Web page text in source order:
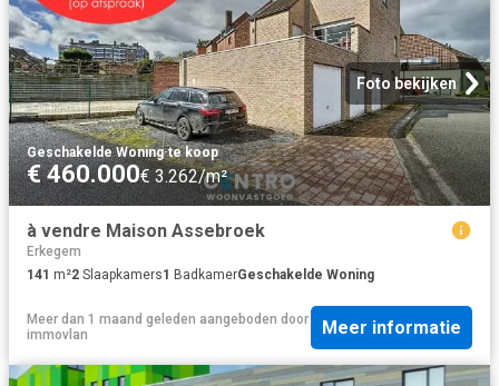
Foto bekijken
Geschakelde Woning·te koop
€ 460.000€ 3.262/m²
à vendre Maison Assebroek
Erkegem
141 m²2 Slaapkamers1 BadkamerGeschakelde Woning
Meer dan 1 maand geleden aangeboden door
immovlan
Meer informatie